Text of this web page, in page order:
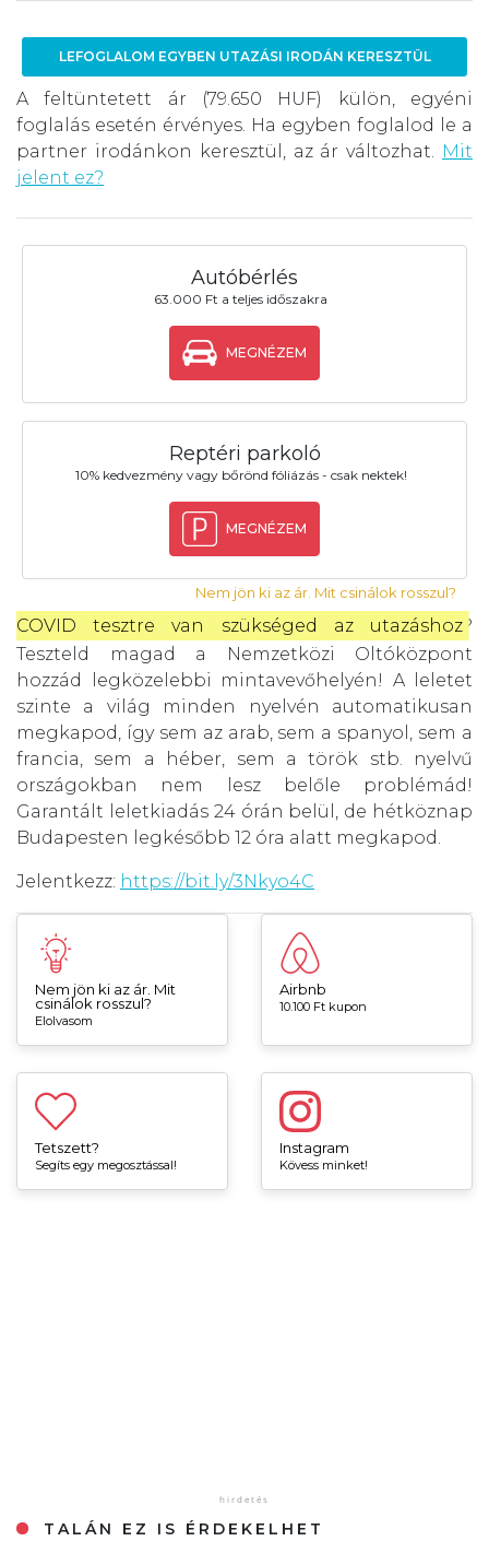
LEFOGLALOM EGYBEN UTAZÁSI IRODÁN KERESZTÜL
A feltüntetett ár (79.650 HUF) külön, egyéni
foglalás esetén érvényes. Ha egyben foglalod le a
partner irodánkon keresztül, az ár változhat. Mit
jelent ez?
Autóbérlés
63.000 Ft a teljes időszakra
MEGNÉZEM
Reptéri parkoló
10% kedvezmény vagy bőrönd fóliázás - csak nektek!
MEGNÉZEM
Nem jön ki az ár. Mit csinálok rosszul?
COVID tesztre van szükséged az utazáshoz ?
Teszteld magad a Nemzetközi Oltóközpont
hozzád legközelebbi mintavevőhelyén! A leletet
szinte a világ minden nyelvén automatikusan
megkapod, így sem az arab, sem a spanyol, sem a
francia, sem a héber, sem a török stb. nyelvű
országokban nem lesz belőle problémád!
Garantált leletkiadás 24 órán belül, de hétköznap
Budapesten legkésőbb 12 óra alatt megkapod.
Jelentkezz: https://bit.ly/3Nkyo4C
Nem jön ki az ár. Mit
csinálok rosszul?
Elolvasom
Airbnb
10.100 Ft kupon
Tetszett?
Segíts egy megosztással!
Instagram
Kövess minket!
TALÁN EZ IS ÉRDEKELHET